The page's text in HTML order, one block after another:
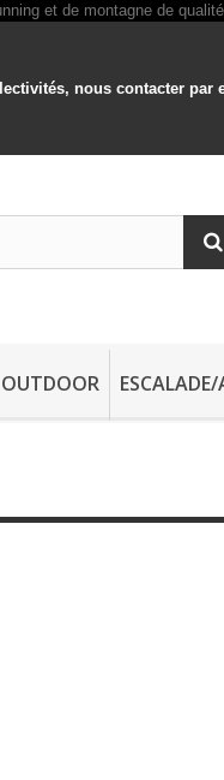
nous contacter
OUTDOOR